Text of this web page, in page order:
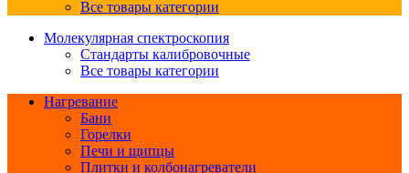
Все товары категории
Молекулярная спектроскопия
Стандарты калибровочные
Все товары категории
Нагревание
Бани
Горелки
Печи и щипцы
Плитки и колбонагреватели